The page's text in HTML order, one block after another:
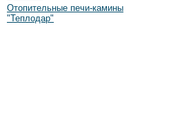
Отопительные печи-камины
"Теплодар"